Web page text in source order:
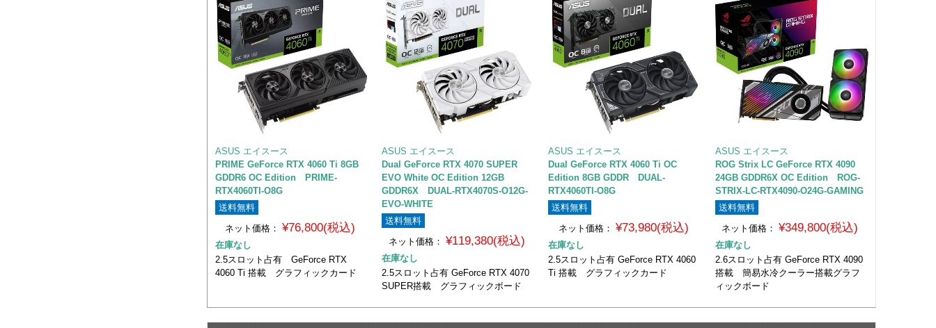
ASUS エイスース
PRIME GeForce RTX 4060 Ti 8GB
GDDR6 OC Edition PRIME-
RTX4060TI-O8G
送料無料
ネット価格：
¥76,800(税込)
在庫なし
2.5スロット占有 GeForce RTX
4060 Ti 搭載 グラフィックカード
ASUS エイスース
Dual GeForce RTX 4070 SUPER
EVO White OC Edition 12GB
GDDR6X DUAL-RTX4070S-O12G-
EVO-WHITE
送料無料
ネット価格： ¥119,380(税込)
在庫なし
2.5スロット占有 GeForce RTX 4070
SUPER搭載 グラフィックボード
ASUS エイスース
Dual GeForce RTX 4060 Ti OC
Edition 8GB GDDR DUAL-
RTX4060TI-O8G
送料無料
ネット価格： ¥73,980(税込)
在庫なし
2.5スロット占有 GeForce RTX 4060
Ti 搭載 グラフィックカード
ASUS エイスース
ROG Strix LC GeForce RTX 4090
24GB GDDR6X OC Edition ROG-
STRIX-LC-RTX4090-O24G-GAMING
送料無料
ネット価格：
¥349,800(税込)
在庫なし
2.6スロット占有 GeForce RTX 4090
搭載 簡易水冷クーラー搭載グラフ
ィックボード